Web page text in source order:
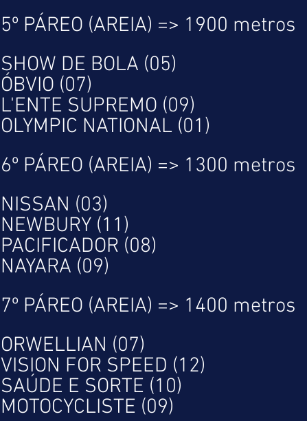
5º PÁREO (AREIA) => 1900 metros
SHOW DE BOLA (05)
ÓBVIO (07)
L'ENTE SUPREMO (09)
OLYMPIC NATIONAL (01)
6º PÁREO (AREIA) => 1300 metros
NISSAN (03)
NEWBURY (11)
PACIFICADOR (08)
NAYARA (09)
7º PÁREO (AREIA) => 1400 metros
ORWELLIAN (07)
VISION FOR SPEED (12)
SAÚDE E SORTE (10)
MOTOCYCLISTE (09)